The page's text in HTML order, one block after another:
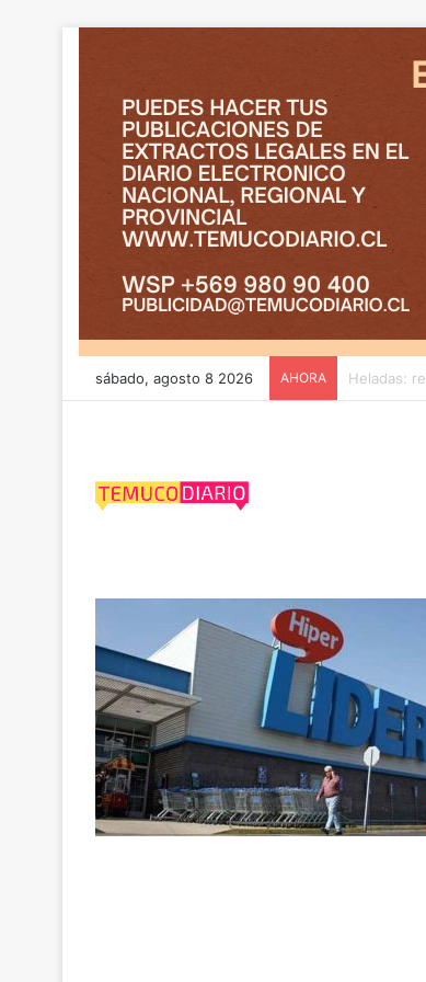
sábado, agosto 8 2026 AHORA
Walmart en